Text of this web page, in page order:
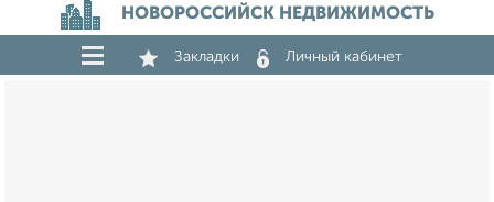
НОВОРОССИЙСК НЕДВИЖИМОСТЬ
Закладки Личный кабинет